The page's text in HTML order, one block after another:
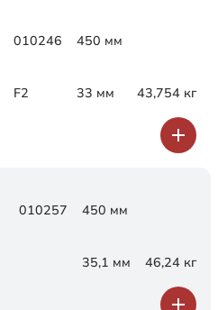
010246 450 мм
F2 33 мм 43,754 кг
010257 450 мм
35,1 мм 46,24 кг